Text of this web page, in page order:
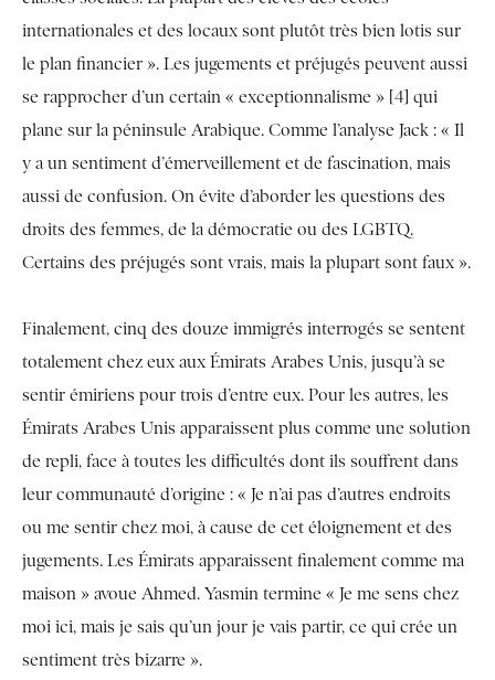
internationales et des locaux sont plutôt très bien lotis sur
le plan financier ». Les jugements et préjugés peuvent aussi
se rapprocher d’un certain « exceptionnalisme » [4] qui
plane sur la péninsule Arabique. Comme l’analyse Jack : « Il
y a un sentiment d’émerveillement et de fascination, mais
aussi de confusion. On évite d’aborder les questions des
droits des femmes, de la démocratie ou des LGBTQ.
Certains des préjugés sont vrais, mais la plupart sont faux ».
Finalement, cinq des douze immigrés interrogés se sentent
totalement chez eux aux Émirats Arabes Unis, jusqu’à se
sentir émiriens pour trois d’entre eux. Pour les autres, les
Émirats Arabes Unis apparaissent plus comme une solution
de repli, face à toutes les difficultés dont ils souffrent dans
leur communauté d’origine : « Je n’ai pas d’autres endroits
ou me sentir chez moi, à cause de cet éloignement et des
jugements. Les Émirats apparaissent finalement comme ma
maison » avoue Ahmed. Yasmin termine « Je me sens chez
moi ici, mais je sais qu’un jour je vais partir, ce qui crée un
sentiment très bizarre ».